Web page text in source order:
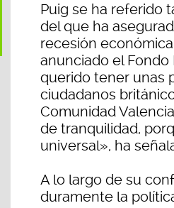
Puig se ha referido
del que ha
recesión
anunciado el Fondo
querido tener unas
ciudadanos
Comunidad
de tranquilidad,
universal», ha
A lo largo de su
duramente la